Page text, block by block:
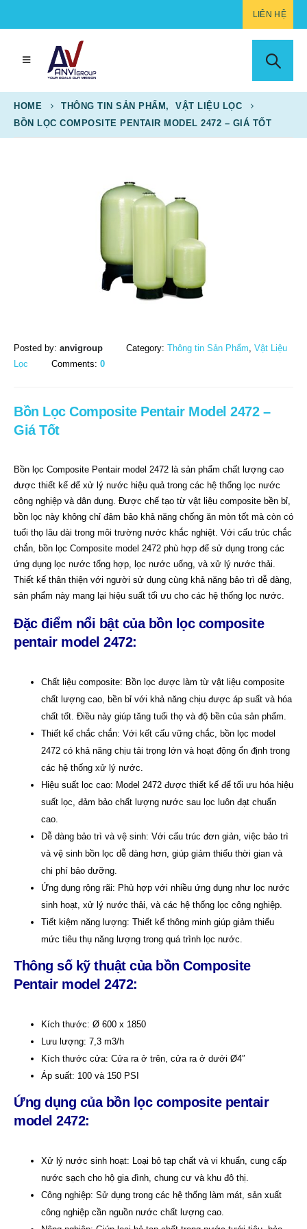
LIÊN HỆ
HOME THÔNG TIN SẢN PHẨM ,
VẬT LIỆU LỌC
BỒN LỌC COMPOSITE PENTAIR MODEL 2472 – GIÁ TỐT
Posted by: anvigroup Category: Thông tin Sản Phẩm Vật Liệu
Lọc
Comments: 0
Bồn Lọc Composite Pentair Model 2472 –
Giá Tốt
Bồn lọc Composite Pentair model 2472 là sản phẩm chất lượng cao
được thiết kế để xử lý nước hiệu quả trong các hệ thống lọc nước
công nghiệp và dân dụng. Được chế tạo từ vật liệu composite bền bỉ,
bồn lọc này không chỉ đảm bảo khả năng chống ăn mòn tốt mà còn có
tuổi thọ lâu dài trong môi trường nước khắc nghiệt. Với cấu trúc chắc
chắn, bồn lọc Composite model 2472 phù hợp để sử dụng trong các
ứng dụng lọc nước tổng hợp, lọc nước uống, và xử lý nước thải.
Thiết kế thân thiện với người sử dụng cùng khả năng bảo trì dễ dàng,
sản phẩm này mang lại hiệu suất tối ưu cho các hệ thống lọc nước.
Đặc điểm nổi bật của bồn lọc composite
pentair model 2472:
Chất liệu composite: Bồn lọc được làm từ vật liệu composite
chất lượng cao, bền bỉ với khả năng chịu được áp suất và hóa
chất tốt. Điều này giúp tăng tuổi thọ và độ bền của sản phẩm.
Thiết kế chắc chắn: Với kết cấu vững chắc, bồn lọc model
2472 có khả năng chịu tải trọng lớn và hoạt động ổn định trong
các hệ thống xử lý nước.
Hiệu suất lọc cao: Model 2472 được thiết kế để tối ưu hóa hiệu
suất lọc, đảm bảo chất lượng nước sau lọc luôn đạt chuẩn
cao.
Dễ dàng bảo trì và vệ sinh: Với cấu trúc đơn giản, việc bảo trì
và vệ sinh bồn lọc dễ dàng hơn, giúp giảm thiểu thời gian và
chi phí bảo dưỡng.
Ứng dụng rộng rãi: Phù hợp với nhiều ứng dụng như lọc nước
sinh hoạt, xử lý nước thải, và các hệ thống lọc công nghiệp.
Tiết kiệm năng lượng: Thiết kế thông minh giúp giảm thiểu
mức tiêu thụ năng lượng trong quá trình lọc nước.
Thông số kỹ thuật của bồn Composite
Pentair model 2472:
Kích thước: Ø 600 x 1850
Lưu lượng: 7,3 m3/h
Kích thước cửa: Cửa ra ở trên, cửa ra ở dưới Ø4″
Áp suất: 100 và 150 PSI
Ứng dụng của bồn lọc composite pentair
model 2472:
Xử lý nước sinh hoạt: Loại bỏ tạp chất và vi khuẩn, cung cấp
nước sạch cho hộ gia đình, chung cư và khu đô thị.
Công nghiệp: Sử dụng trong các hệ thống làm mát, sản xuất
công nghiệp cần nguồn nước chất lượng cao.